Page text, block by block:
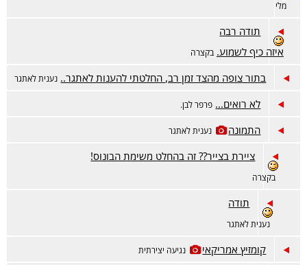
מלי
תודה רבה
איזה כיף לשמוע. בקצרה
בתור צופה מהצד זמן רב, החלטתי להענות לאתגר.. נענית לאתגר
לא רואים... פרפר לבן.
התמונה נענית לאתגר
ציירת בצייר?? זה בהחלט משימת הבונוס!
בקצרה
תודה
נענית לאתגר
קומזיץ אמריקאי נגיעה יצירתית